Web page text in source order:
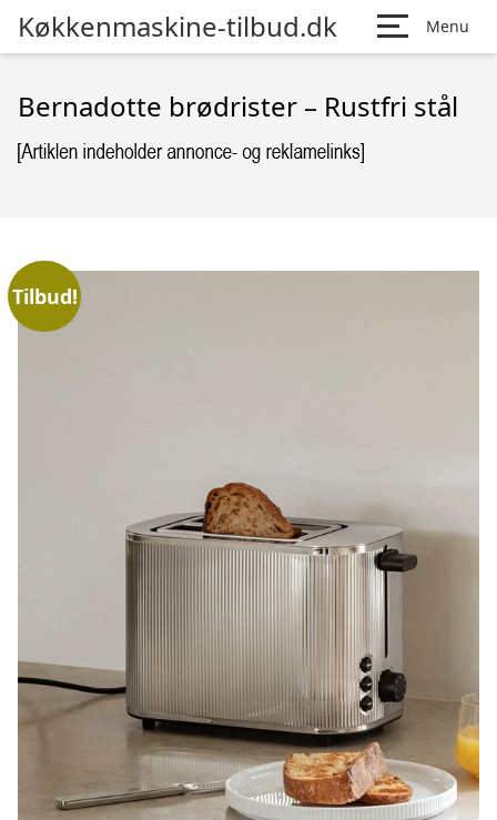
Køkkenmaskine-tilbud.dk Menu
Bernadotte brødrister – Rustfri stål
Tilbud!